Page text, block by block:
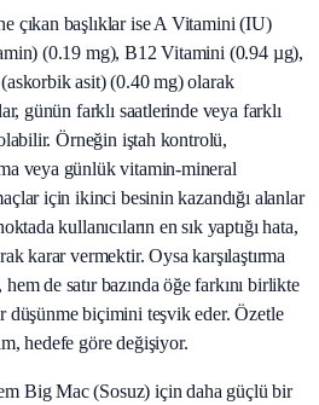
çıkan başlıklar ise A Vitamini (IU)
(0.19 mg), B12 Vitamini (0.94 µg),
asit) (0.40 mg) olarak
günün farklı saatlerinde veya farklı
Örneğin iştah kontrolü,
veya günlük vitamin-mineral
için ikinci besinin kazandığı alanlar
kullanıcıların en sık yaptığı hata,
karar vermektir. Oysa karşılaştırma
de satır bazında öğe farkını birlikte
düşünme biçimini teşvik eder. Özetle
hedefe göre değişiyor.
Big Mac (Sosuz) için daha güçlü bir